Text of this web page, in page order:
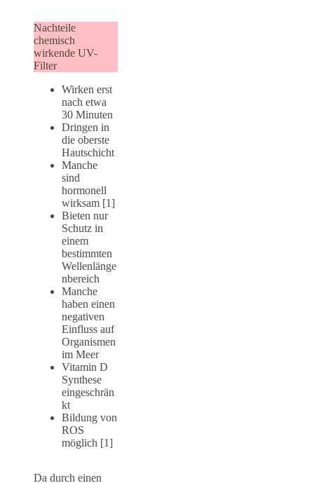
Nachteile
chemisch
wirkende UV-
Filter
Wirken erst
nach etwa
30 Minuten
Dringen in
die oberste
Hautschicht
Manche
sind
hormonell
wirksam [1]
Bieten nur
Schutz in
einem
bestimmten
Wellenlänge
nbereich
Manche
haben einen
negativen
Einfluss auf
Organismen
im Meer
Vitamin D
Synthese
eingeschrän
kt
Bildung von
ROS
möglich [1]
Da durch einen